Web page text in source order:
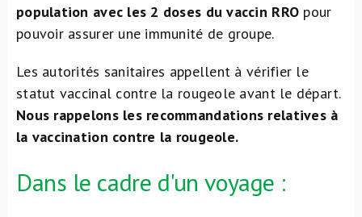
population avec les 2 doses du vaccin RRO pour
pouvoir assurer une immunité de groupe.
Les autorités sanitaires appellent à vérifier le
statut vaccinal contre la rougeole avant le départ.
Nous rappelons les recommandations relatives à
la vaccination contre la rougeole.
Dans le cadre d'un voyage :